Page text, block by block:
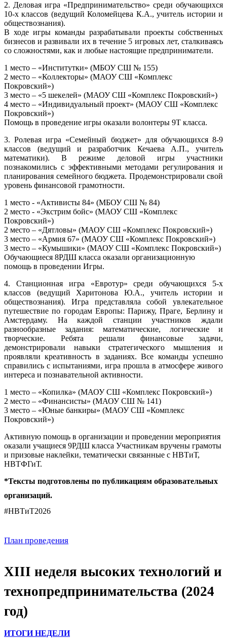
2. Деловая игра «Предпринимательство» среди обучающихся
10-х классов (ведущий Коломейцева К.А., учитель истории и
обществознания).
В ходе игры команды разрабатывали проекты собственных
бизнесов и развивали их в течение 5 игровых лет, сталкиваясь
со сложностями, как и любые настоящие предприниматели.
1 место – «Институтки» (МБОУ СШ № 155)
2 место – «Коллекторы» (МАОУ СШ «Комплекс
Покровский»)
3 место – «5 шекелей» (МАОУ СШ «Комплекс Покровский»)
4 место – «Индивидуальный проект» (МАОУ СШ «Комплекс
Покровский»)
Помощь в проведение игры оказали волонтеры 9Т класса.
3. Ролевая игра «Семейный бюджет» для обучающихся 8-9
классов (ведущий и разработчик Кечаева А.П., учитель
математики). В режиме деловой игры участники
познакомились с эффективными методами регулирования и
планирования семейного бюджета. Продемонстрировали свой
уровень финансовой грамотности.
1 место - «Активисты 84» (МБОУ СШ № 84)
2 место - «Экстрим бойс» (МАОУ СШ «Комплекс
Покровский»)
2 место – «Дятловы» (МАОУ СШ «Комплекс Покровский»)
3 место – «Армия 67» (МАОУ СШ «Комплекс Покровский»)
3 место – «Кумышики» (МАОУ СШ «Комплекс Покровский»)
Обучающиеся 8РДШ класса оказали организационную
помощь в проведении Игры.
4. Станционная игра «Евротур» среди обучающихся 5-х
классов (ведущий Харитонова Ю.А., учитель истории и
обществознания). Игра представляла собой увлекательное
путешествие по городам Европы: Парижу, Праге, Берлину и
Амстердаму. На каждой станции участников ждали
разнообразные задания: математические, логические и
творческие. Ребята решали финансовые задачи,
демонстрировали навыки стратегического мышления и
проявляли креативность в заданиях. Все команды успешно
справились с испытаниями, игра прошла в атмосфере живого
интереса и познавательной активности.
1 место – «Копилка» (МАОУ СШ «Комплекс Покровский»)
2 место – «Финансисты» (МАОУ СШ № 141)
3 место – «Юные банкиры» (МАОУ СШ «Комплекс
Покровский»)
Активную помощь в организации и проведении мероприятия
оказали учащиеся 9РДШ класса Участникам вручены грамоты
и призовые наклейки, тематически связанные с НВТиТ,
НВТФГиТ.
*Тексты подготовлены по публикациям образовательных
организаций.
#НВТиТ2026
План проведения
XIII неделя высоких технологий и
технопредпринимательства (2024
год)
ИТОГИ НЕДЕЛИ